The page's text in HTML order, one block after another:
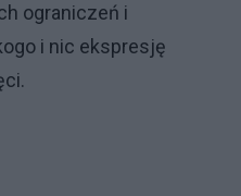
ograniczeń i
i nic ekspresję